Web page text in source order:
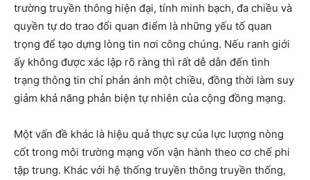
trường truyền thông hiện đại, tính minh bạch, đa chiều và
quyền tự do trao đổi quan điểm là những yếu tố quan
trọng để tạo dựng lòng tin nơi công chúng. Nếu ranh giới
ấy không được xác lập rõ ràng thì rất dễ dẫn đến tình
trạng thông tin chỉ phản ánh một chiều, đồng thời làm suy
giảm khả năng phản biện tự nhiên của cộng đồng mạng.
Một vấn đề khác là hiệu quả thực sự của lực lượng nòng
cốt trong môi trường mạng vốn vận hành theo cơ chế phi
tập trung. Khác với hệ thống truyền thông truyền thống,